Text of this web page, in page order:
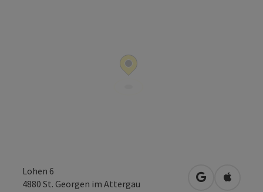
Lohen 6
4880 St. Georgen im Attergau in Google
in